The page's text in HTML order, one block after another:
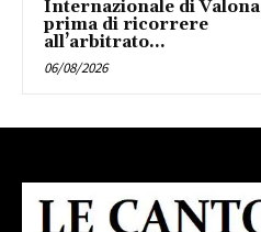
Internazionale di Valona
prima di ricorrere
all’arbitrato...
06/08/2026